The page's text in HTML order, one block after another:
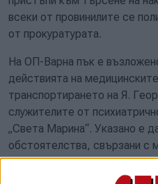
всеки от провинилите се
от прокуратурата.
На ОП-Варна пък е
действията на
транспортирането на Я.
служителите от
„Света Марина“. Указано е
обстоятелства, свързани с
починалия в часовете